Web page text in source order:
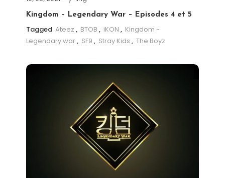
Kingdom – Legendary War – Episodes 4 et 5
Tagged Ateez , BTOB , iKON , Kingdom -
Legendary war, SF9 , Stray Kids , The Boyz